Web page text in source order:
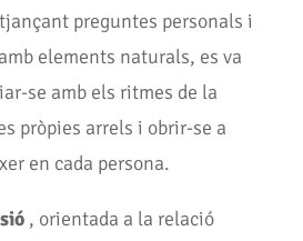
preguntes personals i
elements naturals, es va
se amb els ritmes de la
pròpies arrels i obrir-se a
en cada persona.
, orientada a la relació